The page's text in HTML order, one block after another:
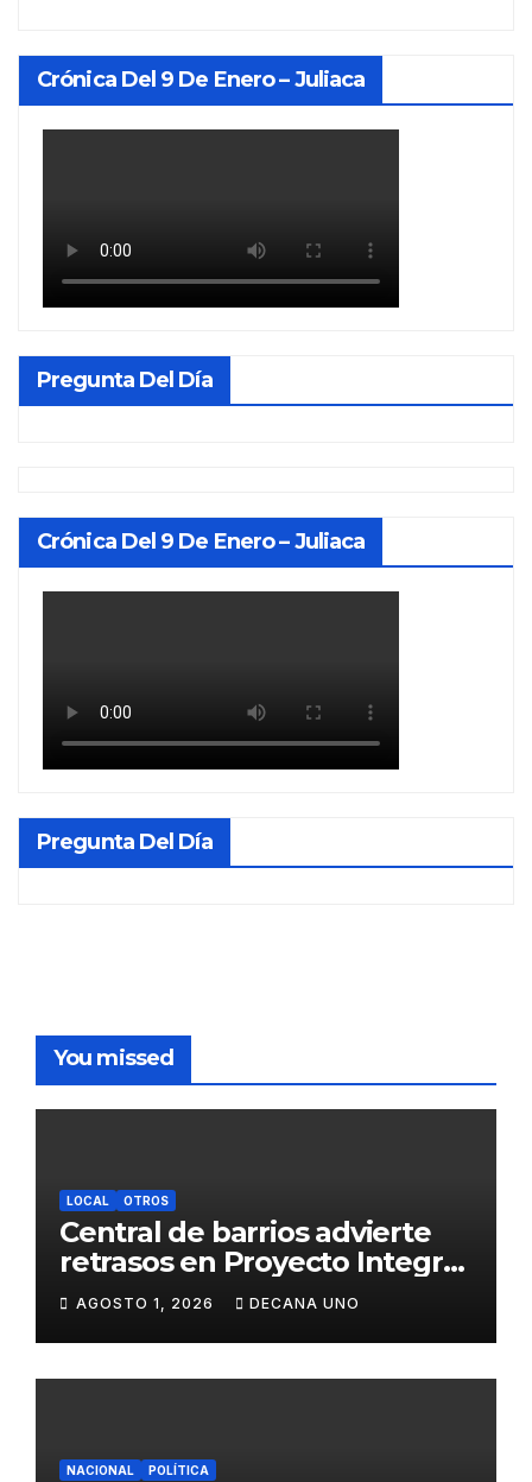
Crónica Del 9 De Enero – Juliaca
Pregunta Del Día
Crónica Del 9 De Enero – Juliaca
Pregunta Del Día
You missed
LOCAL OTROS
Central de barrios advierte
retrasos en Proyecto Integral
de Agua y Alcantarillado para
Juliaca
AGOSTO 1, 2026 DECANA UNO
NACIONAL POLÍTICA